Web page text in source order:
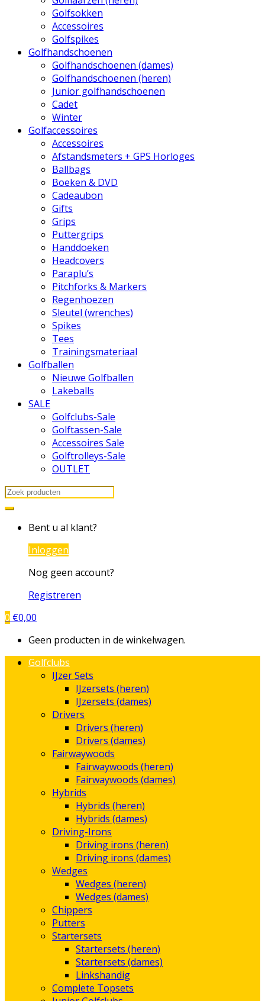
Golfsokken
Accessoires
Golfspikes
Golfhandschoenen
Golfhandschoenen (dames)
Golfhandschoenen (heren)
Junior golfhandschoenen
Cadet
Winter
Golfaccessoires
Accessoires
Afstandsmeters + GPS Horloges
Ballbags
Boeken & DVD
Cadeaubon
Gifts
Grips
Puttergrips
Handdoeken
Headcovers
Paraplu’s
Pitchforks & Markers
Regenhoezen
Sleutel (wrenches)
Spikes
Tees
Trainingsmateriaal
Golfballen
Nieuwe Golfballen
Lakeballs
SALE
Golfclubs-Sale
Golftassen-Sale
Accessoires Sale
Golftrolleys-Sale
OUTLET
Search
for:
Bent u al klant?
Inloggen
Nog geen account?
Registreren
0 €0,00
Geen producten in de winkelwagen.
Golfclubs
IJzer Sets
IJzersets (heren)
IJzersets (dames)
Drivers
Drivers (heren)
Drivers (dames)
Fairwaywoods
Fairwaywoods (heren)
Fairwaywoods (dames)
Hybrids
Hybrids (heren)
Hybrids (dames)
Driving-Irons
Driving irons (heren)
Driving irons (dames)
Wedges
Wedges (heren)
Wedges (dames)
Chippers
Putters
Startersets
Startersets (heren)
Startersets (dames)
Linkshandig
Complete Topsets